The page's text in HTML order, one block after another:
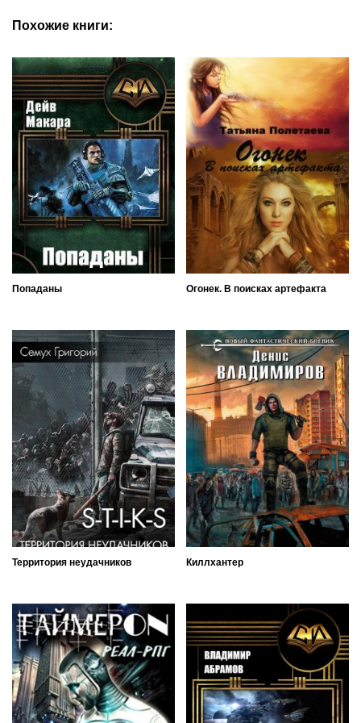
Похожие книги:
Попаданы Огонек. В поисках артефакта
Территория неудачников Киллхантер